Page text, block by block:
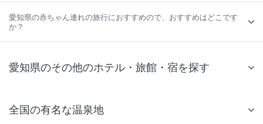
愛知県の赤ちゃん連れの旅行におすすめので、おすすめはどこです
か？
愛知県のその他のホテル・旅館・宿を探す
全国の有名な温泉地